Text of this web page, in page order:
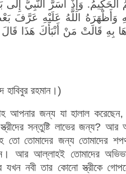
الْحَكِيمُ. وَإِذْ أَسَرَّ النَّبِيُّ
بِهِ وَأَظْهَرَهُ اللَّهُ عَلَيْهِ عَرَّفَ
بِهِ قَالَتْ مَنْ أَنْبَأَكَ هَذَا قَالَ
হাবিবুর রহমান।)
আপনার জন্য যা হালাল করেছেন,
সন্তুষ্টি লাভের জন্য? আর
তো তোমাদের জন্য তোমাদের
আর আল্লাহই তোমাদের
নবী তার কোনো স্ত্রীকে